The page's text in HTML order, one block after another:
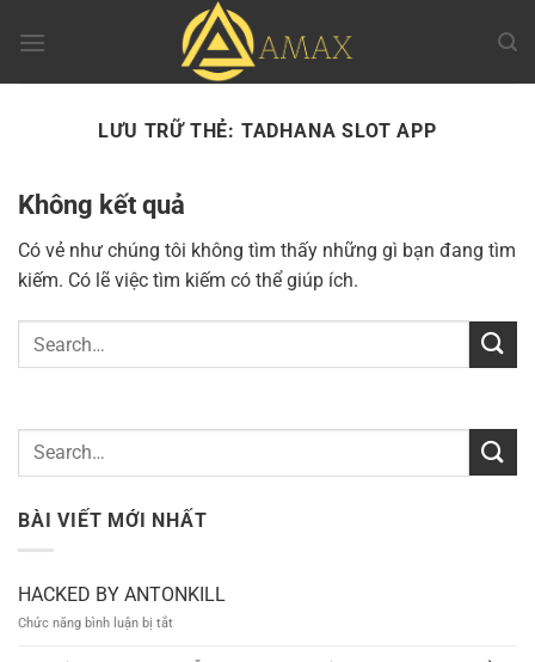
đến
LƯU TRỮ THẺ: TADHANA SLOT APP
Không kết quả
Có vẻ như chúng tôi không tìm thấy những gì bạn đang tìm
kiếm. Có lẽ việc tìm kiếm có thể giúp ích.
BÀI VIẾT MỚI NHẤT
HACKED BY ANTONKILL
Chức năng bình luận bị tắt